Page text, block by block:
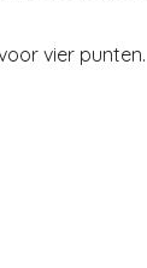
vier punten.